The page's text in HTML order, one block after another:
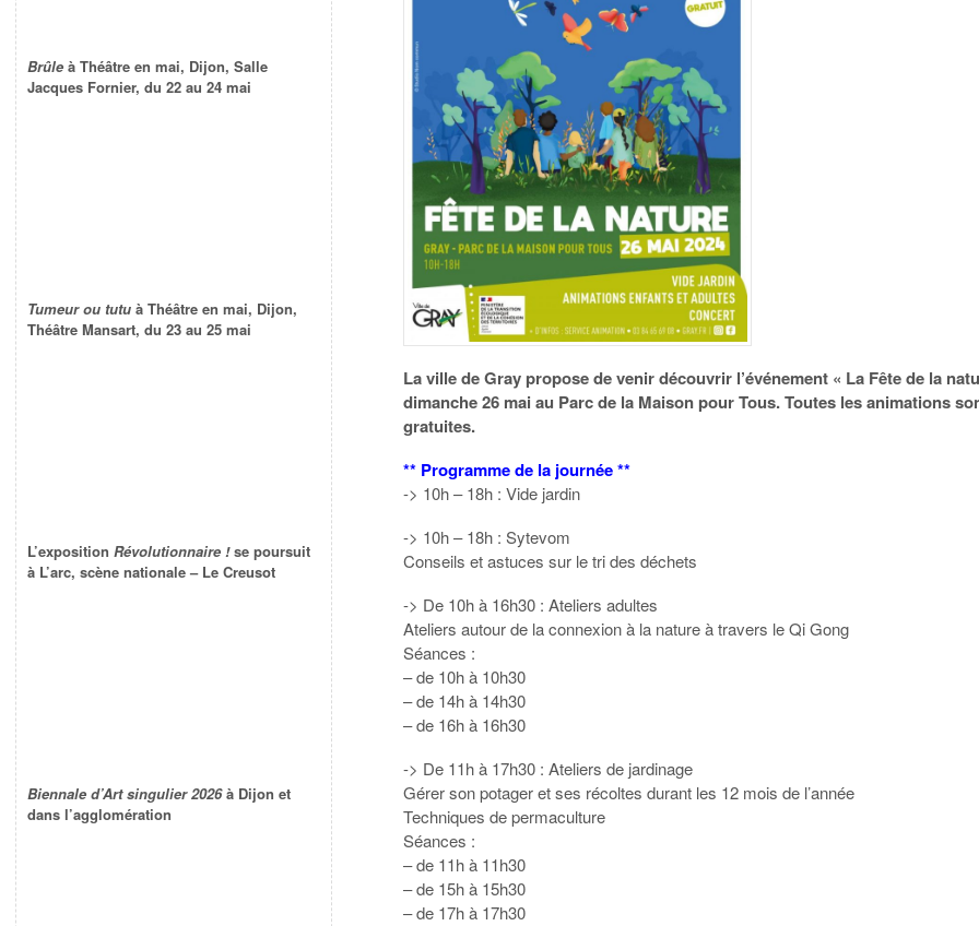
La ville de Gray propose de venir découvrir l’événement « La Fête de la
dimanche 26 mai au Parc de la Maison pour Tous. Toutes les animations
gratuites.
** Programme de la journée **
-> 10h – 18h : Vide jardin
-> 10h – 18h : Sytevom
Conseils et astuces sur le tri des déchets
-> De 10h à 16h30 : Ateliers adultes
Ateliers autour de la connexion à la nature à travers le Qi Gong
Séances :
– de 10h à 10h30
– de 14h à 14h30
– de 16h à 16h30
-> De 11h à 17h30 : Ateliers de jardinage
Gérer son potager et ses récoltes durant les 12 mois de l’année
Techniques de permaculture
Séances :
– de 11h à 11h30
– de 15h à 15h30
– de 17h à 17h30
Brûle à Théâtre en mai, Dijon, Salle
Jacques Fornier, du 22 au 24 mai
Tumeur ou tutu à Théâtre en mai, Dijon,
Théâtre Mansart, du 23 au 25 mai
L’exposition Révolutionnaire !se poursuit
à L’arc, scène nationale – Le Creusot
Biennale d’Art singulier 2026à Dijon et
dans l’agglomération